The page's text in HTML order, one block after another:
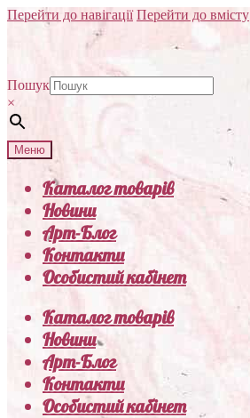
Перейти до навігації Перейти до вмісту
Пошук
×
Меню
Каталог товарів
Новини
Арт-Блог
Контакти
Особистий кабінет
Каталог товарів
Новини
Арт-Блог
Контакти
Особистий кабінет